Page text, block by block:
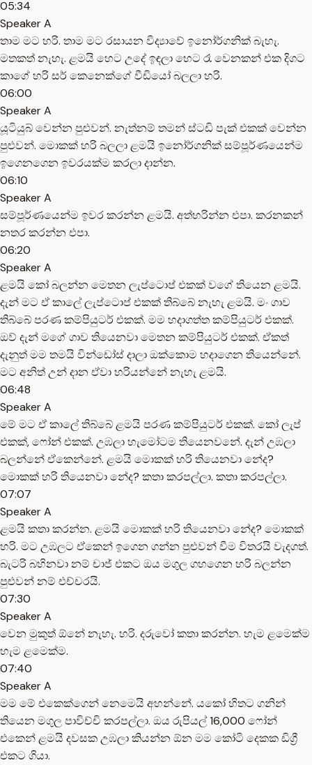
05:34
Speaker A
තාම මට හරි. තාම මට රසායන විද්‍යාවේ ඉනෝර්ගනික් බැහැ.
මතකත් නැහැ. ළමයි හෙට උදේ ඉඳලා හෙට රෑ වෙනකන් එක දිගට
කාගේ හරි සර් කෙනෙක්ගේ වීඩියෝ බලලා හරි.
06:00
Speaker A
යූටියුබ් වෙන්න පුළුවන්. නැත්නම් තමන් ස්ටඩි පැක් එකක් වෙන්න
පුළුවන්. මොකක් හරි බලලා ළමයි ඉනෝර්ගනික් සම්පූර්ණයෙන්ම
ඉගෙනගෙන ඉවරයක්ම කරලා දාන්න.
06:10
Speaker A
සම්පූර්ණයෙන්ම ඉවර කරන්න ළමයි. අත්හරින්න එපා. කරනකන්
නතර කරන්න එපා.
06:20
Speaker A
ළමයි කෝ බලන්න මෙතන ලැප්ටොප් එකක් වගේ තියෙන ළමයි.
දැන් මට ඒ කාලේ ලැප්ටොප් එකක් තිබ්බේ නැහැ ළමයි. මං ගාව
තිබ්බේ පරණ කම්පියුටර් එකක්. මම හදාගත්ත කම්පියුටර් එකක්.
ඔව් දැන් මගේ ගාව තියෙනවා මෙතන කම්පියුටර් එකක්. ඒකත්
දැනුත් මම තමයි වින්ඩෝස් දාලා ඔක්කොම හදාගෙන තියෙන්නේ.
මට අනිත් උන් දාන ඒවා හරියන්නේ නැහැ ළමයි.
06:48
Speaker A
මේ මට ඒ කාලේ තිබ්බේ ළමයි පරණ කම්පියුටර් එකක්. කෝ ලැප්
එකක්, ෆෝන් එකක්. උඹලා හැමෝටම තියෙනවනේ. දැන් උඹලා
බලන්නේ ඒකෙන්නේ. ළමයි මොකක් හරි තියෙනවා නේද?
මොකක් හරි තියෙනවා නේද? කතා කරපල්ලා. කතා කරපල්ලා.
07:07
Speaker A
ළමයි කතා කරන්න. ළමයි මොකක් හරි තියෙනවා නේද? මොකක්
හරි. මට උඹලට ඒකෙන් ඉගෙන ගන්න පුළුවන් වීම විතරයි වැදගත්.
බැටරි බහිනවා නම් චාජ් එකට ඔය මගුල ගහගෙන හරි බලන්න
පුළුවන් නම් එච්චරයි.
07:30
Speaker A
වෙන මුකුත් ඕනේ නැහැ. හරි. දරුවෝ කතා කරන්න. හැම ළමෙක්ම
හැම ළමෙක්ම.
07:40
Speaker A
මම මේ එකෙක්ගෙන් නෙමෙයි අහන්නේ. යකෝ හිතට ගනින්
තියෙන මගුල පාවිච්චි කරපල්ලා. ඔය රුපියල් 16,000 ෆෝන්
එකෙන් ළමයි දවසක උඹලා කියන්න ඕන මම කෝටි දෙකක ඩිග්‍රී
එකට ගියා.